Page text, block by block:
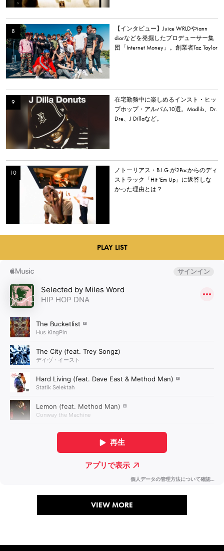
【インタビュー】Juice WRLDやiann
diorなどを発掘したプロデューサー集
団「Internet Money」。創業者Taz Taylor
在宅勤務中に楽しめるインスト・ヒッ
プホップ・アルバム10選。Madlib、Dr.
Dre、J Dillaなど。
ノトーリアス・B.I.G.が2Pacからのディ
ストラック「Hit 'Em Up」に返答しな
かった理由とは？
PLAY LIST
VIEW MORE